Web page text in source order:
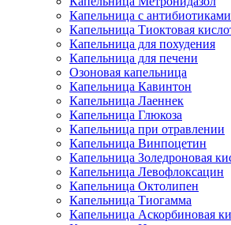
Капельница с антибиотиками
Капельница Тиоктовая
Капельница для похудения
Капельница для печени
Озоновая капельница
Капельница Кавинтон
Капельница Лаеннек
Капельница Глюкоза
Капельница при отравлении
Капельница Винпоцетин
Капельница Золедроновая
Капельница Левофлоксацин
Капельница Октолипен
Капельница Тиогамма
Капельница Аскорбиновая